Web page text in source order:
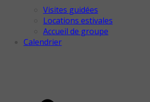
Visites guidées
Locations estivales
Accueil de groupe
Calendrier